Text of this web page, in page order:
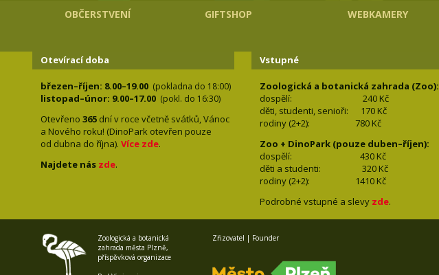
OBČERSTVENÍ GIFTSHOP WEBKAMERY
Otevírací doba
březen–říjen: 8.00–19.00 (pokladna do 18:00)
listopad–únor: 9.00–17.00 (pokl. do 16:30)
Otevřeno 365 dní v roce včetně svátků, Vánoc
a Nového roku! (DinoPark otevřen pouze
od dubna do října). Více zde.
Najdete nás zde.
Vstupné
Zoologická a botanická zahrada (Zoo):
dospělí:
240 Kč
děti, studenti, senioři: 170Kč
rodiny (2+2): 780Kč
Zoo + DinoPark (pouze duben–říjen):
dospělí: 430Kč
děti a studenti: 320 Kč
rodiny (2+2): 1410 Kč
Podrobné vstupné a slevy zde.
Zoologická a botanická
zahrada města Plzně,
příspěvková organizace
Zřizovatel | Founder